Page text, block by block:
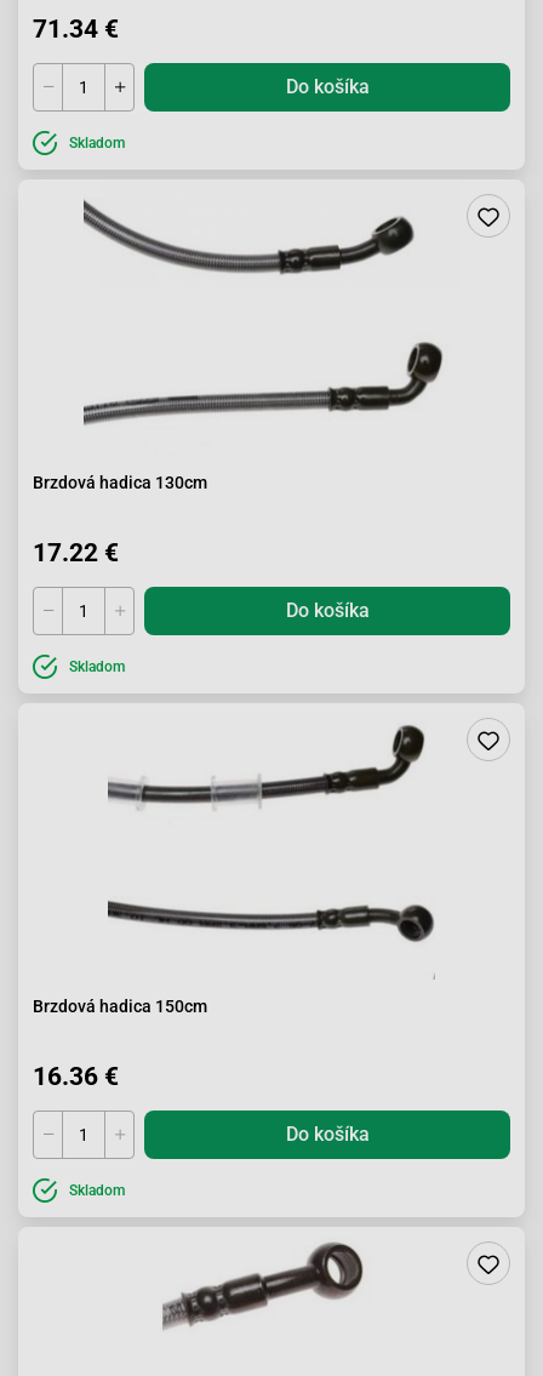
71.34 €
Do košíka
Skladom
Brzdová hadica 130cm
17.22 €
Do košíka
Skladom
Brzdová hadica 150cm
16.36 €
Do košíka
Skladom